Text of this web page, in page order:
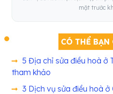
mặt trước
CÓ THỂ BẠN
5 Địa chỉ sửa điều hoà ở
tham khảo
3 Dịch vụ sửa điều hoà